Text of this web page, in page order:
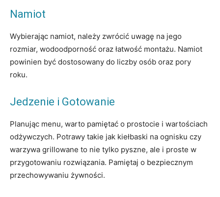
Namiot
Wybierając namiot, należy zwrócić uwagę na jego
rozmiar, wodoodporność oraz łatwość montażu. Namiot
powinien być dostosowany do liczby osób oraz pory
roku.
Jedzenie i Gotowanie
Planując menu, warto pamiętać o prostocie i wartościach
odżywczych. Potrawy takie jak kiełbaski na ognisku czy
warzywa grillowane to nie tylko pyszne, ale i proste w
przygotowaniu rozwiązania. Pamiętaj o bezpiecznym
przechowywaniu żywności.